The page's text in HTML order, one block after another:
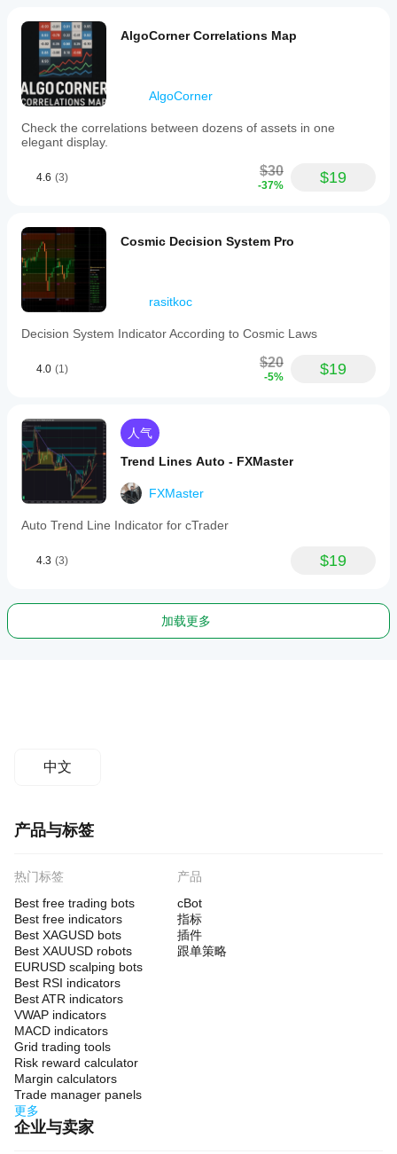
AlgoCorner Correlations Map
AlgoCorner
Check the correlations between dozens of assets in one
elegant display.
4.6 (3) $30
-37% $19
Cosmic Decision System Pro
rasitkoc
Decision System Indicator According to Cosmic Laws
4.0 (1) $20
-5% $19
人气
Trend Lines Auto - FXMaster
FXMaster
Auto Trend Line Indicator for cTrader
4.3 (3) $19
加载更多
中文
产品与标签
热门标签
Best free trading bots
Best free indicators
Best XAGUSD bots
Best XAUUSD robots
EURUSD scalping bots
Best RSI indicators
Best ATR indicators
VWAP indicators
MACD indicators
Grid trading tools
Risk reward calculator
Margin calculators
Trade manager panels
更多
产品
cBot
指标
插件
跟单策略
企业与卖家